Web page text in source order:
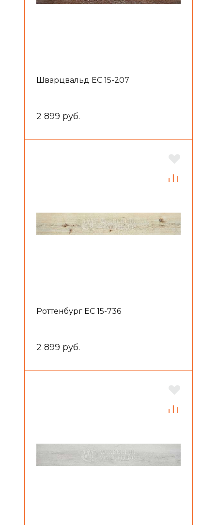
Шварцвальд EC 15-207
2 899 руб.
Роттенбург EC 15-736
2 899 руб.